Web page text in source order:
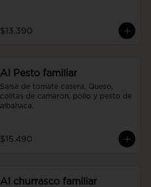
$13.390
Al Pesto familiar
Salsa de tomate casera, Queso,
colitas de camaron, pollo y pesto de
albahaca.
$15.490
Al churrasco familiar